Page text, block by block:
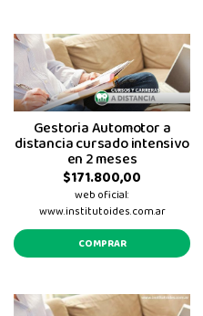
Gestoria Automotor a
distancia cursado intensivo
en 2 meses
$171.800,00
web oficial:
www.institutoides.com.ar
COMPRAR